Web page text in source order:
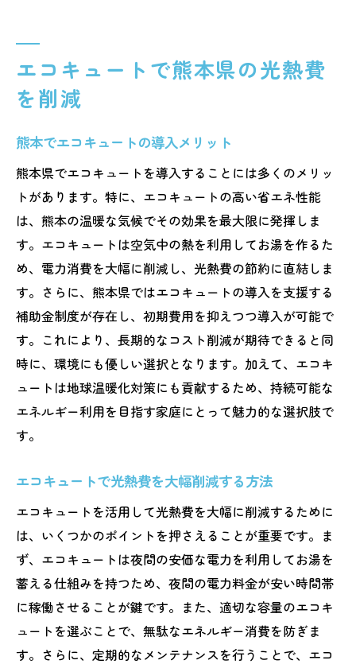
熊本でのエコキュート活用法を伝授
エコキュートの賢い設置場所を選ぶ
エコキュートで効率的に光熱費を節約
光熱費を抑えるためのエコキュート管理
熊本でおすすめのエコキュート活用法
エコキュートで得られる生活の変化
光熱費節約の鍵はエコキュートにあり
エコキュートが光熱費に与える影響
熊本でのエコキュート導入の利点
エコキュートの効率的な使い方
光熱費節約に役立つエコキュート
エコキュートで環境に優しい生活
熊本で実践するエコキュートの利活用
エコキュートで夜間電力を最大活用
光熱費を抑える夜間電力の使い方
夜間電力の賢い活用法とエコキュート
エコキュートが夜間電力に適する理由
熊本の夜間電力事情とエコキュート
夜間電力活用でエコキュートの効果倍増
エコキュートで実現する熊本のエコ生活
エコキュートで熊本県の光熱費
を削減
熊本でエコキュートの導入メリット
熊本県でエコキュートを導入することには多くのメリッ
トがあります。特に、エコキュートの高い省エネ性能
は、熊本の温暖な気候でその効果を最大限に発揮しま
す。エコキュートは空気中の熱を利用してお湯を作るた
め、電力消費を大幅に削減し、光熱費の節約に直結しま
す。さらに、熊本県ではエコキュートの導入を支援する
補助金制度が存在し、初期費用を抑えつつ導入が可能で
す。これにより、長期的なコスト削減が期待できると同
時に、環境にも優しい選択となります。加えて、エコキ
ュートは地球温暖化対策にも貢献するため、持続可能な
エネルギー利用を目指す家庭にとって魅力的な選択肢で
す。
エコキュートで光熱費を大幅削減する方法
エコキュートを活用して光熱費を大幅に削減するために
は、いくつかのポイントを押さえることが重要です。ま
ず、エコキュートは夜間の安価な電力を利用してお湯を
蓄える仕組みを持つため、夜間の電力料金が安い時間帯
に稼働させることが鍵です。また、適切な容量のエコキ
ュートを選ぶことで、無駄なエネルギー消費を防ぎま
す。さらに、定期的なメンテナンスを行うことで、エコ